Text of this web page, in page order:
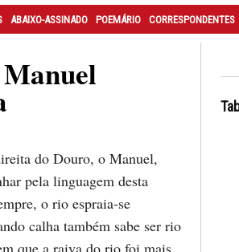
ABAIXO-ASSINADO POEMÁRIO CORRESPONDENTES
do Douro, o Manuel,
pela linguagem desta
o rio espraia-se
calha também sabe ser rio
que a raiva do rio foi mais